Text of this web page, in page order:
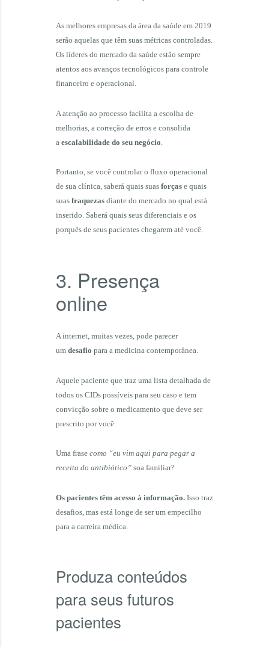
As melhores empresas da área da saúde em 2019
serão aquelas que têm suas métricas controladas.
Os líderes do mercado da saúde estão sempre
atentos aos avanços tecnológicos para controle
financeiro e operacional.
A atenção ao processo facilita a escolha de
melhorias, a correção de erros e consolida
a escalabilidade do seu negócio
Portanto, se você controlar o fluxo operacional
de sua clínica, saberá quais suas forçase quais
suas fraquezasdiante do mercado no qual está
inserido. Saberá quais seus diferenciais e os
porquês de seus pacientes chegarem até você.
3. Presença
online
A internet, muitas vezes, pode parecer
um desafio para a medicina contemporânea.
Aquele paciente que traz uma lista detalhada de
todos os CIDs possíveis para seu caso e tem
convicção sobre o medicamento que deve ser
prescrito por você.
Uma frase como “eu vim aqui para pegar a
receita do antibiótico”soa familiar?
Os pacientes têm acesso à informação.Isso traz
desafios, mas está longe de ser um empecilho
para a carreira médica.
Produza conteúdos
para seus futuros
pacientes